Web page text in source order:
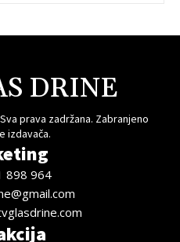
DRINE
prava zadržana. Zabranjeno
izdavača.
898 964